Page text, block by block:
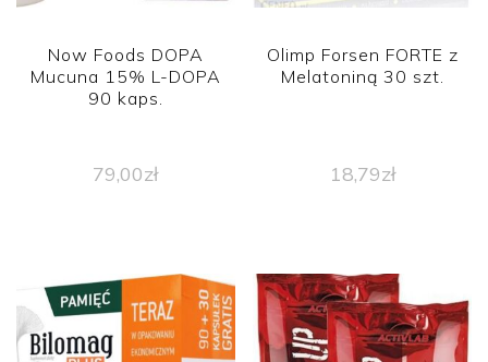
Now Foods DOPA
Mucuna 15% L-DOPA
90 kaps.
79,00zł
Olimp Forsen FORTE z
Melatoniną 30 szt.
18,79zł